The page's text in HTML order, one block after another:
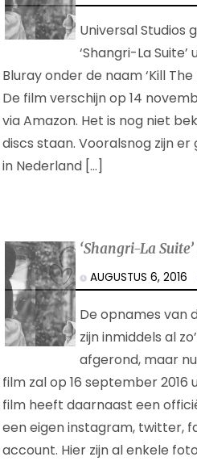
Universal Studios
‘Shangri-La
Bluray onder de naam ‘Kill
De film verschijn op 14
via Amazon. Het is nog niet
discs staan. Vooralsnog zijn
in Nederland […]
‘Shangri-La
AUGUSTUS 6, 2016
De opnames van
zijn inmiddels al
afgerond, maar
film zal op 16 september 2016
film heeft daarnaast een
een eigen instagram, twitter,
account. Hier zijn al enkele